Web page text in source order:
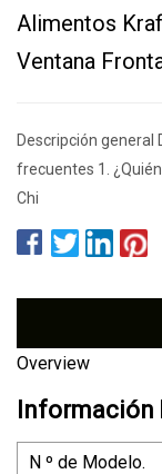
Alimentos
Ventana
Descripción general
frecuentes 1.
Chi
Overview
Información
N º de Modelo.